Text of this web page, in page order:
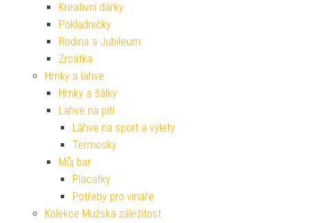
Kreativní dárky
Pokladničky
Rodina a Jubileum
Zrcátka
Hrnky a lahve
Hrnky a šálky
Lahve na pití
Láhve na sport a výlety
Termosky
Můj bar
Placatky
Potřeby pro vinaře
Kolekce Mužská záležitost